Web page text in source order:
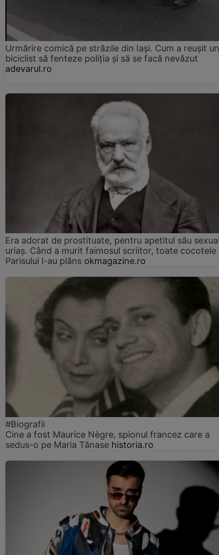
Urmărire comică pe străzile din Iași. Cum a reușit un
biciclist să fenteze poliția și să se facă nevăzut
adevarul.ro
Era adorat de prostituate, pentru apetitul său
uriaș. Când a murit faimosul scriitor, toate cocotele
Parisului l-au plâns okmagazine.ro
#Biografii
Cine a fost Maurice Nègre, spionul francez care a
sedus-o pe Maria Tănase historia.ro